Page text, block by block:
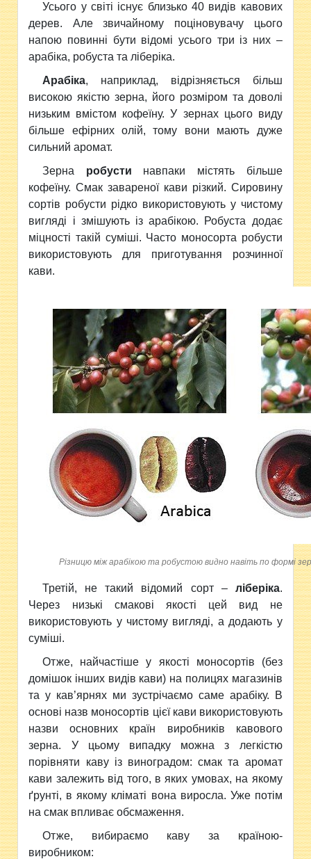
Усього у світі існує близько 40 видів кавових
дерев. Але звичайному поціновувачу цього
напою повинні бути відомі усього три із них –
арабіка, робуста та ліберіка.
Арабіка, наприклад, відрізняється більш
високою якістю зерна, його розміром та доволі
низьким вмістом кофеїну. У зернах цього виду
більше ефірних олій, тому вони мають дуже
сильний аромат.
Зерна робусти навпаки містять більше
кофеїну. Смак завареної кави різкий. Сировину
сортів робусти рідко використовують у чистому
вигляді і змішують із арабікою. Робуста додає
міцності такій суміші. Часто моносорта робусти
використовують для приготування розчинної
кави.
Різницю між арабікою та робустою видно навіть по формі
Третій, не такий відомий сорт – ліберіка.
Через низькі смакові якості цей вид не
використовують у чистому вигляді, а додають у
суміші.
Отже, найчастіше у якості моносортів (без
домішок інших видів кави) на полицях магазинів
та у кав’ярнях ми зустрічаємо саме арабіку. В
основі назв моносортів цієї кави використовують
назви основних країн виробників кавового
зерна. У цьому випадку можна з легкістю
порівняти каву із виноградом: смак та аромат
кави залежить від того, в яких умовах, на якому
ґрунті, в якому кліматі вона виросла. Уже потім
на смак впливає обсмаження.
Отже, вибираємо каву за країною-
виробником: